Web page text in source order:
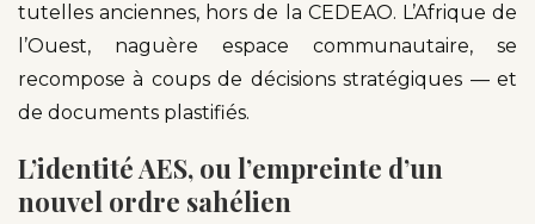
tutelles anciennes, hors de la CEDEAO. L’Afrique de
l’Ouest, naguère espace communautaire, se
recompose à coups de décisions stratégiques — et
de documents plastifiés.
L’identité AES, ou l’empreinte d’un
nouvel ordre sahélien